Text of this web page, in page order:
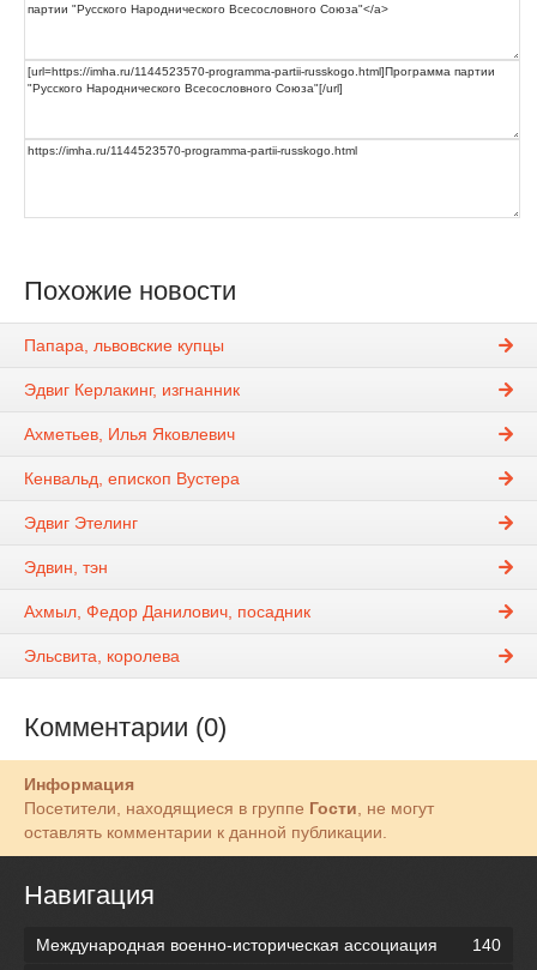
Похожие новости
Папара, львовские купцы
Эдвиг Керлакинг, изгнанник
Ахметьев, Илья Яковлевич
Кенвальд, епископ Вустера
Эдвиг Этелинг
Эдвин, тэн
Ахмыл, Федор Данилович, посадник
Эльсвита, королева
Комментарии (0)
Информация
Посетители, находящиеся в группе Гости , не могут
оставлять комментарии к данной публикации.
Навигация
Международная военно-историческая ассоциация
140